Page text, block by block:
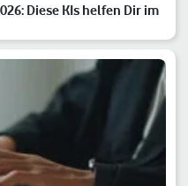
Diese KIs helfen Dir im